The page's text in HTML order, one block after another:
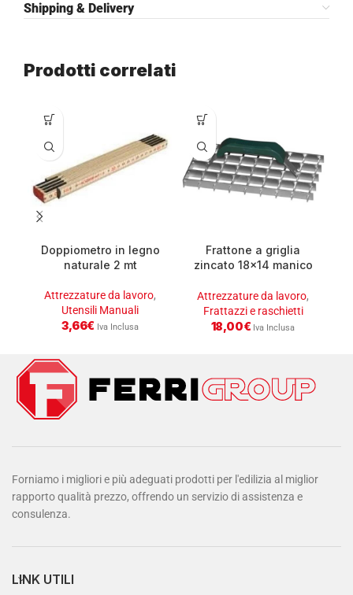
Shipping & Delivery
Prodotti correlati
Doppiometro in legno
naturale 2 mt
Attrezzature da lavoro,
Utensili Manuali
3,66€ Iva Inclusa
Frattone a griglia
zincato 18×14 manico
Attrezzature da lavoro,
Frattazzi e raschietti
18,00€ Iva Inclusa
Forniamo i migliori e più adeguati prodotti per l'edilizia al miglior
rapporto qualità prezzo, offrendo un servizio di assistenza e
consulenza.
LINK UTILI